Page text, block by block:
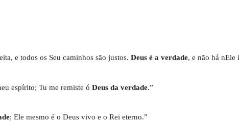
e todos os Seu caminhos são justos. Deus é a verdade, e não há nEle
espírito; Tu me remiste ó Deus da verdade.”
; Ele mesmo é o Deus vivo e o Rei eterno.”